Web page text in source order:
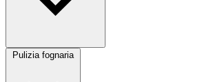
Pulizia fognaria